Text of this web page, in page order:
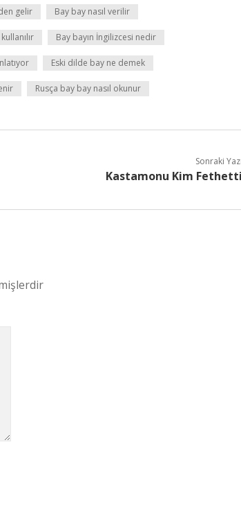
gelir Bay bay nasıl verilir
Bay bayın İngilizcesi nedir
Eski dilde bay ne demek
Rusça bay bay nasıl okunur
Sonraki
Kastamonu Kim